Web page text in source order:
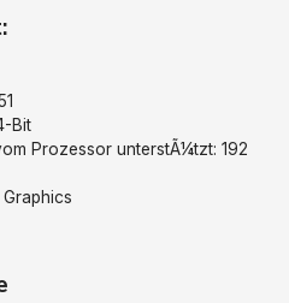
Bit
Prozessor unterstÃ¼tzt: 192